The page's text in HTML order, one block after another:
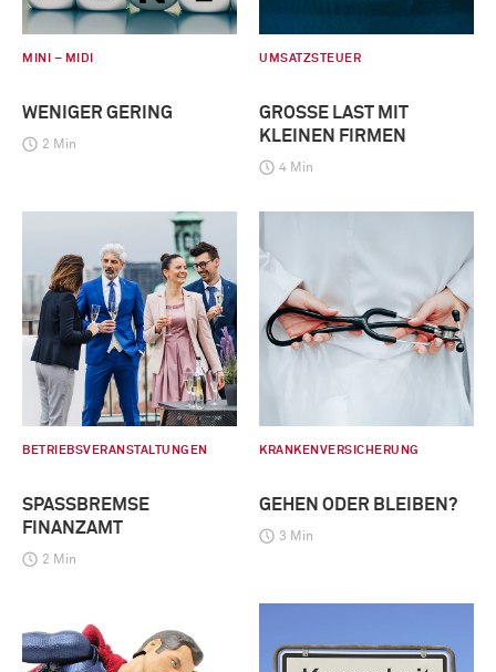
MINI – MIDI
WENIGER GERING
2 Min
UMSATZSTEUER
GROSSE LAST MIT K
LEINEN FIRMEN
4 Min
BETRIEBSVERANSTALTUNGEN
SPASSBREMSE F
INANZAMT
2 Min
KRANKENVERSICHERUNG
GEHEN ODER BLEIBEN?
3 Min